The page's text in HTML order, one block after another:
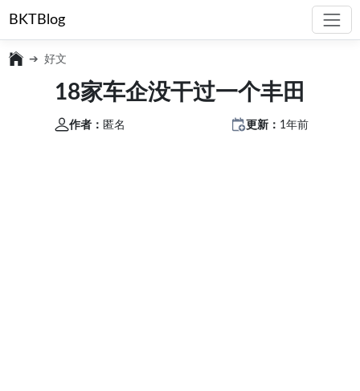
BKTBlog
好文
18家车企没干过一个丰田
作者： 匿名 更新： 1年前